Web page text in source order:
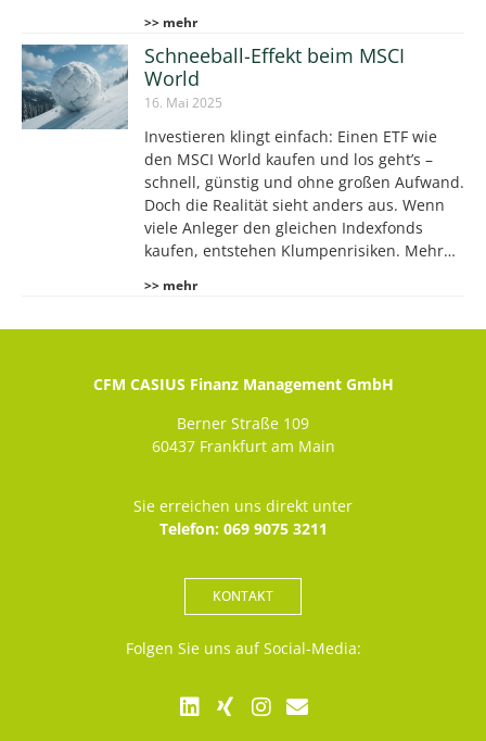
>> mehr
Schneeball-Effekt beim MSCI
World
16. Mai 2025
Investieren klingt einfach: Einen ETF wie
den MSCI World kaufen und los geht’s –
schnell, günstig und ohne großen Aufwand.
Doch die Realität sieht anders aus. Wenn
viele Anleger den gleichen Indexfonds
kaufen, entstehen Klumpenrisiken. Mehr…
>> mehr
CFM CASIUS Finanz Management GmbH
Berner Straße 109
60437 Frankfurt am Main
Sie erreichen uns direkt unter
Telefon: 069 9075 3211
KONTAKT
Folgen Sie uns auf Social-Media: